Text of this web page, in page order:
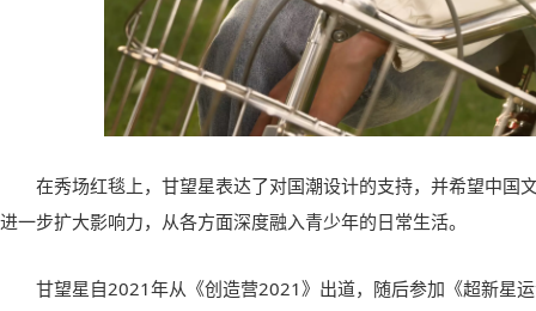
在秀场红毯上，甘望星表达了对国潮设计的支持，并希望中国
进一步扩大影响力，从各方面深度融入青少年的日常生活。
甘望星自2021年从《创造营2021》出道，随后参加《超新星